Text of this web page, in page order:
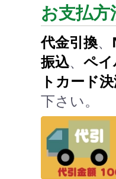
お支払
代金引換、
振込、 ペ
トカード決
下さい。